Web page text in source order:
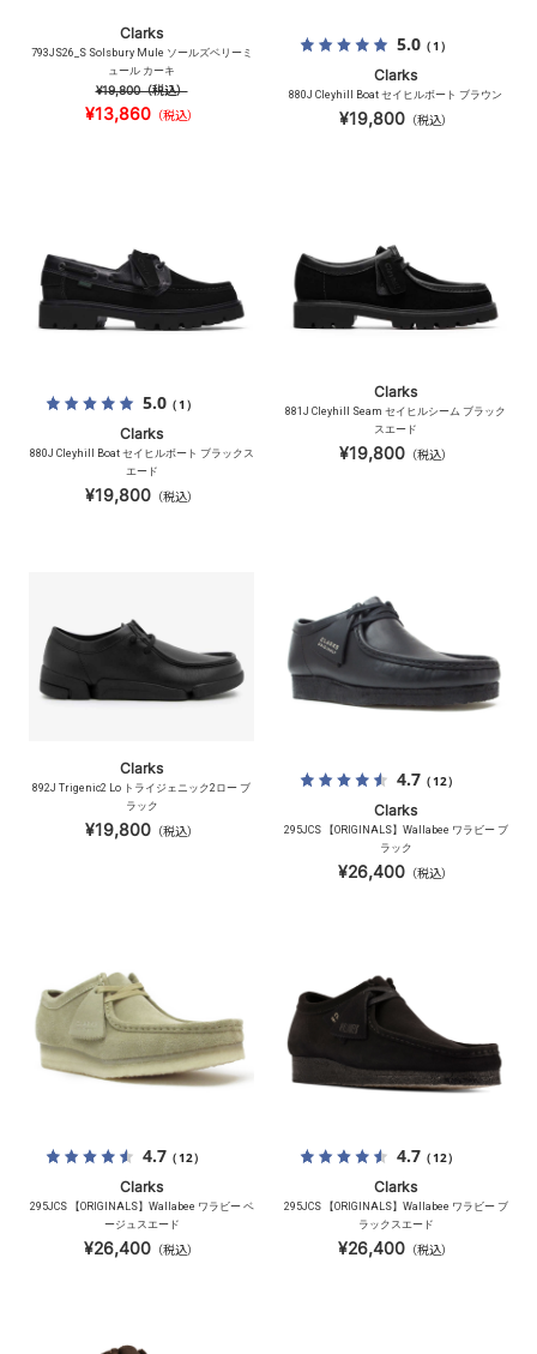
Clarks
793JS26_S Solsbury Mule ソールズベリーミ
ュール カーキ
¥19,800（税込）
¥13,860（税込）
5.0（1）
Clarks
880J Cleyhill Boat セイヒルボート ブラウン
¥19,800（税込）
5.0（1）
Clarks
880J Cleyhill Boat セイヒルボート ブラックス
エード
¥19,800（税込）
Clarks
881J Cleyhill Seam セイヒルシーム ブラック
スエード
¥19,800（税込）
Clarks
892J Trigenic2 Lo トライジェニック2ロー ブ
ラック
¥19,800（税込）
4.7（12）
Clarks
295JCS 【ORIGINALS】Wallabee ワラビー ブ
ラック
¥26,400 （税込）
4.7（12）
Clarks
295JCS 【ORIGINALS】Wallabee ワラビー ベ
ージュスエード
¥26,400 （税込）
4.7（12）
Clarks
295JCS 【ORIGINALS】Wallabee ワラビー ブ
ラックスエード
¥26,400 （税込）